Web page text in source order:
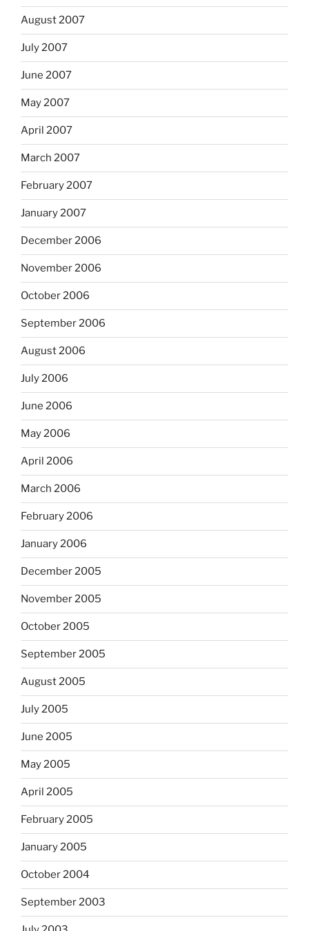
August 2007
July 2007
June 2007
May 2007
April 2007
March 2007
February 2007
January 2007
December 2006
November 2006
October 2006
September 2006
August 2006
July 2006
June 2006
May 2006
April 2006
March 2006
February 2006
January 2006
December 2005
November 2005
October 2005
September 2005
August 2005
July 2005
June 2005
May 2005
April 2005
February 2005
January 2005
October 2004
September 2003